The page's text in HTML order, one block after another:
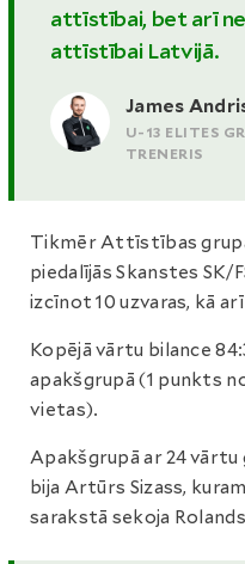
attīstībai, bet arī
attīstībai Latvijā.
James
U-13 ELITES
TRENERIS
Tikmēr Attīstības
piedalījās Skanstes
izcīnot 10 uzvaras, kā
Kopējā vārtu bilance
apakšgrupā (1 punkts
vietas).
Apakšgrupā ar 24
bija Artūrs Sizass,
sarakstā sekoja